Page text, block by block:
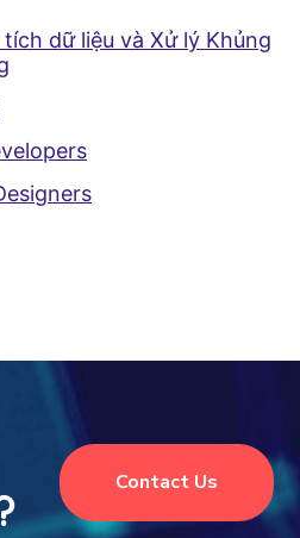
dữ liệu và Xử lý Khủng
Contact Us